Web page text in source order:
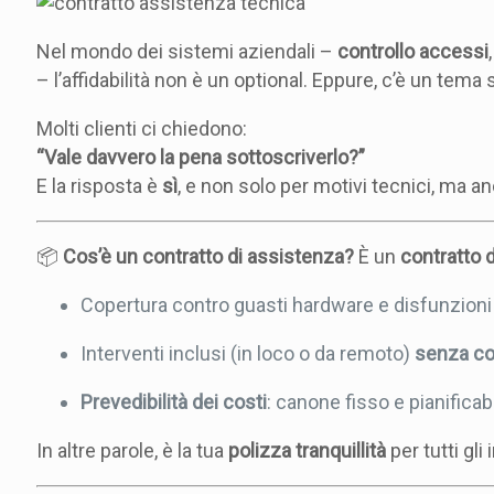
Nel mondo dei sistemi aziendali – controllo accessi
– l’affidabilità non è un optional. Eppure, c’è un
Molti clienti ci chiedono:
“Vale davvero la pena sottoscriverlo?”
E la risposta è sì, e non solo per motivi tecnici, ma
📦 Cos’è un contratto di assistenza? È un contratto
Copertura contro guasti hardware e
Interventi inclusi (in loco o da remoto) senza
Prevedibilità dei costi: canone fisso e
In altre parole, è la tua polizza tranquillità per tutti gli